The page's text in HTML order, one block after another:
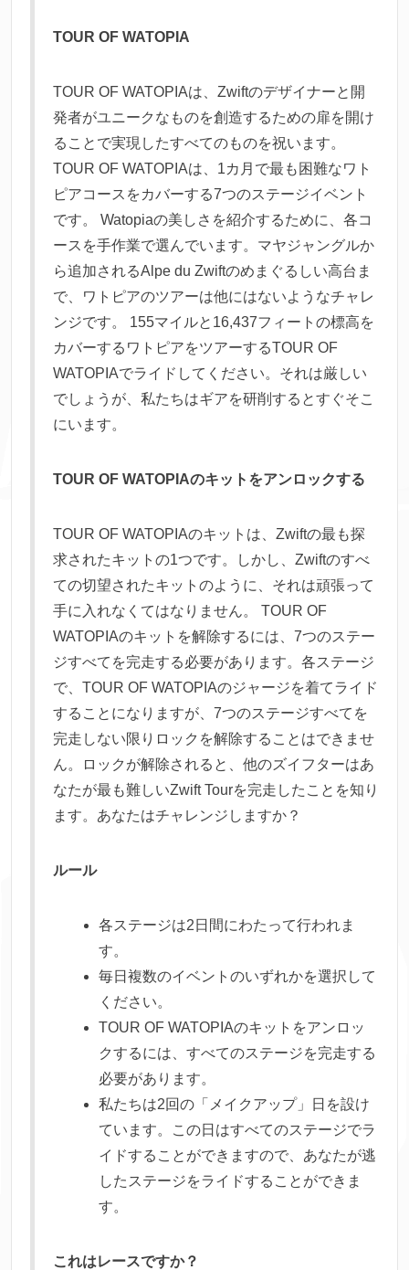
TOUR OF WATOPIA
TOUR OF WATOPIAは、Zwiftのデザイナーと開
発者がユニークなものを創造するための扉を開け
ることで実現したすべてのものを祝います。
TOUR OF WATOPIAは、1カ月で最も困難なワト
ピアコースをカバーする7つのステージイベント
です。 Watopiaの美しさを紹介するために、各コ
ースを手作業で選んでいます。マヤジャングルか
ら追加されるAlpe du Zwiftのめまぐるしい高台ま
で、ワトピアのツアーは他にはないようなチャレ
ンジです。 155マイルと16,437フィートの標高を
カバーするワトピアをツアーするTOUR OF
WATOPIAでライドしてください。それは厳しい
でしょうが、私たちはギアを研削するとすぐそこ
にいます。
TOUR OF WATOPIAのキットをアンロックする
TOUR OF WATOPIAのキットは、Zwiftの最も探
求されたキットの1つです。しかし、Zwiftのすべ
ての切望されたキットのように、それは頑張って
手に入れなくてはなりません。 TOUR OF
WATOPIAのキットを解除するには、7つのステー
ジすべてを完走する必要があります。各ステージ
で、TOUR OF WATOPIAのジャージを着てライド
することになりますが、7つのステージすべてを
完走しない限りロックを解除することはできませ
ん。ロックが解除されると、他のズイフターはあ
なたが最も難しいZwift Tourを完走したことを知り
ます。あなたはチャレンジしますか？
ルール
各ステージは2日間にわたって行われま
す。
毎日複数のイベントのいずれかを選択して
ください。
TOUR OF WATOPIAのキットをアンロッ
クするには、すべてのステージを完走する
必要があります。
私たちは2回の「メイクアップ」日を設け
ています。この日はすべてのステージでラ
イドすることができますので、あなたが逃
したステージをライドすることができま
す。
これはレースですか？